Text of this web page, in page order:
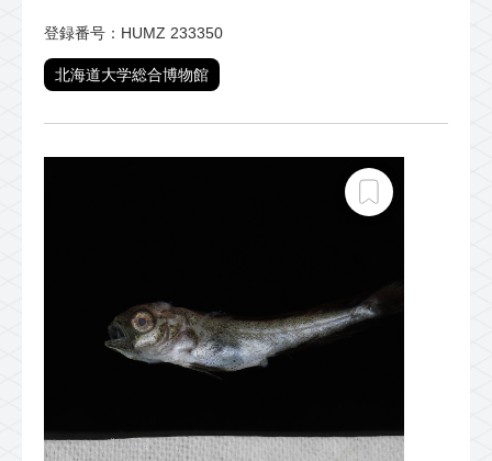
登録番号：HUMZ 233350
北海道大学総合博物館